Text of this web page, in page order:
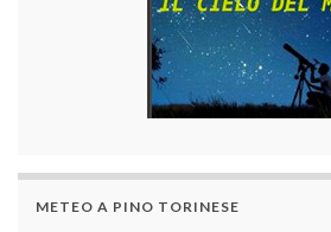
METEO A PINO TORINESE